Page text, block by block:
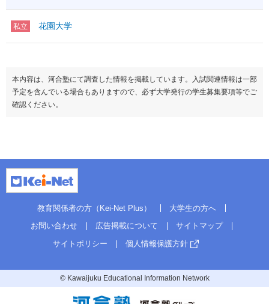
私立 花園大学
本内容は、河合塾にて調査した情報を掲載しています。入試関連情報は一部
予定を含んでいる場合もありますので、必ず大学発行の学生募集要項等でご
確認ください。
教育関係者の方（Kei-Net Plus）
大学生の方へ
お問い合わせ
広告掲載について
サイトマップ
サイトポリシー
個人情報保護方針
© Kawaijuku Educational Information Network